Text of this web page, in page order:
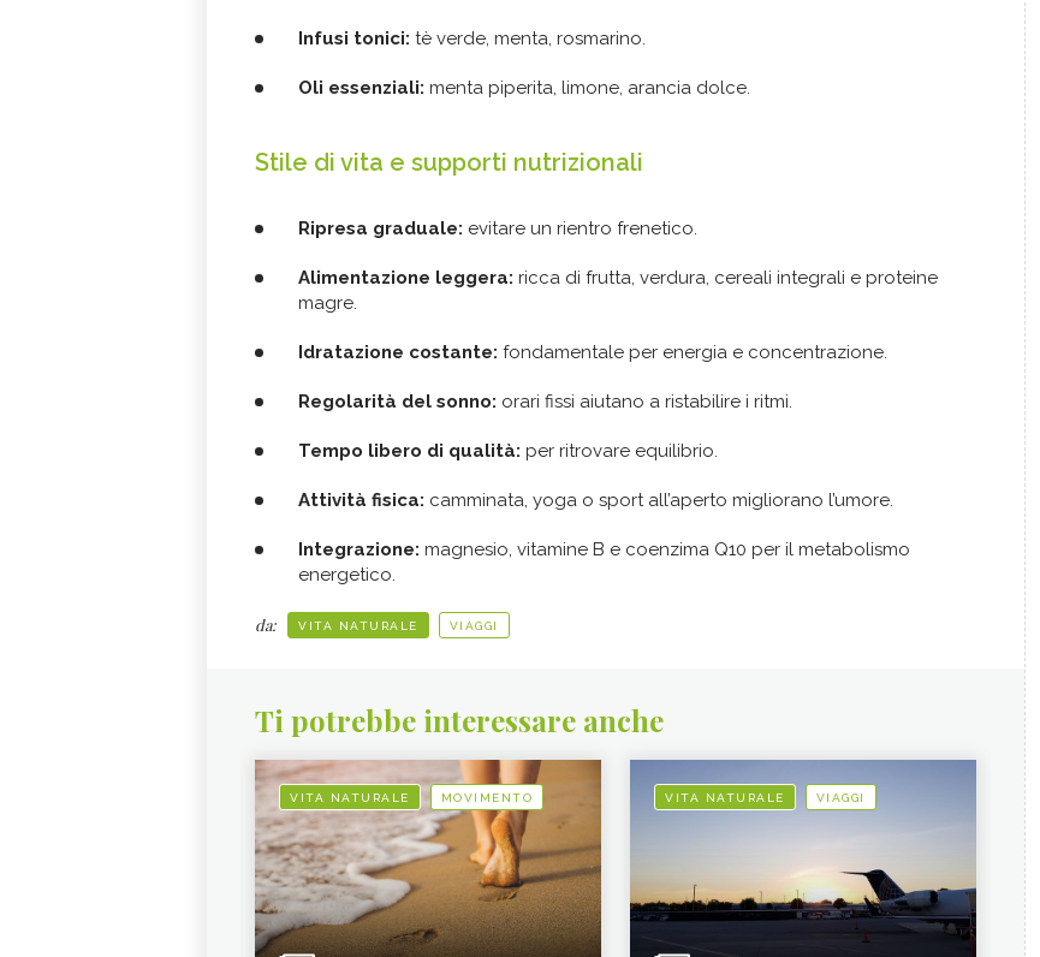
Infusi tonici: tè verde, menta, rosmarino.
Oli essenziali: menta piperita, limone, arancia dolce.
Stile di vita e supporti nutrizionali
Ripresa graduale: evitare un rientro frenetico.
Alimentazione leggera: ricca di frutta, verdura, cereali integrali e proteine
magre.
Idratazione costante: fondamentale per energia e concentrazione.
Regolarità del sonno: orari fissi aiutano a ristabilire i ritmi.
Tempo libero di qualità: per ritrovare equilibrio.
Attività fisica: camminata, yoga o sport all’aperto migliorano l’umore.
Integrazione: magnesio, vitamine B e coenzima Q10 per il metabolismo
energetico.
da: VITA NATURALE VIAGGI
Ti potrebbe interessare anche
VITA NATURALE MOVIMENTO VITA NATURALE VIAGGI